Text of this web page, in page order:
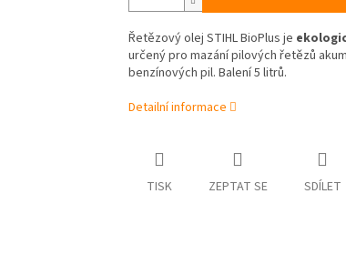
Řetězový olej STIHL BioPlus je
určený pro mazání pilových řetězů
benzínových pil. Balení 5 litrů.
Detailní informace
TISK ZEPTAT SE SDÍLET